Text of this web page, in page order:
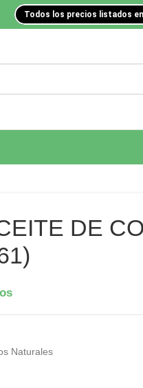
Todos los precios listados
DE
Naturales